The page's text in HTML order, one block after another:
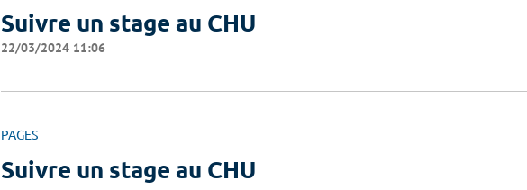
Suivre un stage au CHU
22/03/2024 11:06
PAGES
Suivre un stage au CHU